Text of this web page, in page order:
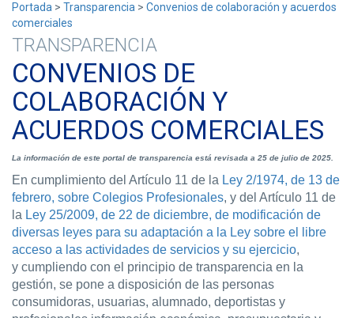
Portada > Transparencia > Convenios de colaboración y acuerdos
comerciales
TRANSPARENCIA
CONVENIOS DE
COLABORACIÓN Y
ACUERDOS COMERCIALES
La información de este portal de transparencia está revisada a 25 de julio de 2025.
En cumplimiento del Artículo 11 de la Ley 2/1974, de 13 de
febrero, sobre Colegios Profesionales, y del Artículo 11 de
la Ley 25/2009, de 22 de diciembre, de modificación de
diversas leyes para su adaptación a la Ley sobre el libre
acceso a las actividades de servicios y su ejercicio,
y cumpliendo con el principio de transparencia en la
gestión, se pone a disposición de las personas
consumidoras, usuarias, alumnado, deportistas y